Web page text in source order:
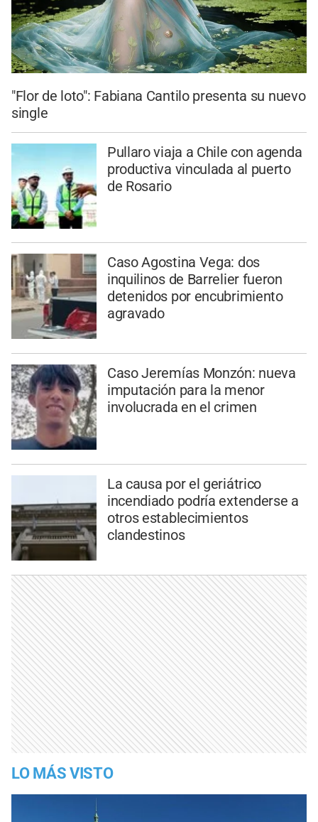
"Flor de loto": Fabiana Cantilo presenta su nuevo
single
Pullaro viaja a Chile con agenda
productiva vinculada al puerto
de Rosario
Caso Agostina Vega: dos
inquilinos de Barrelier fueron
detenidos por encubrimiento
agravado
Caso Jeremías Monzón: nueva
imputación para la menor
involucrada en el crimen
La causa por el geriátrico
incendiado podría extenderse a
otros establecimientos
clandestinos
LO MÁS VISTO